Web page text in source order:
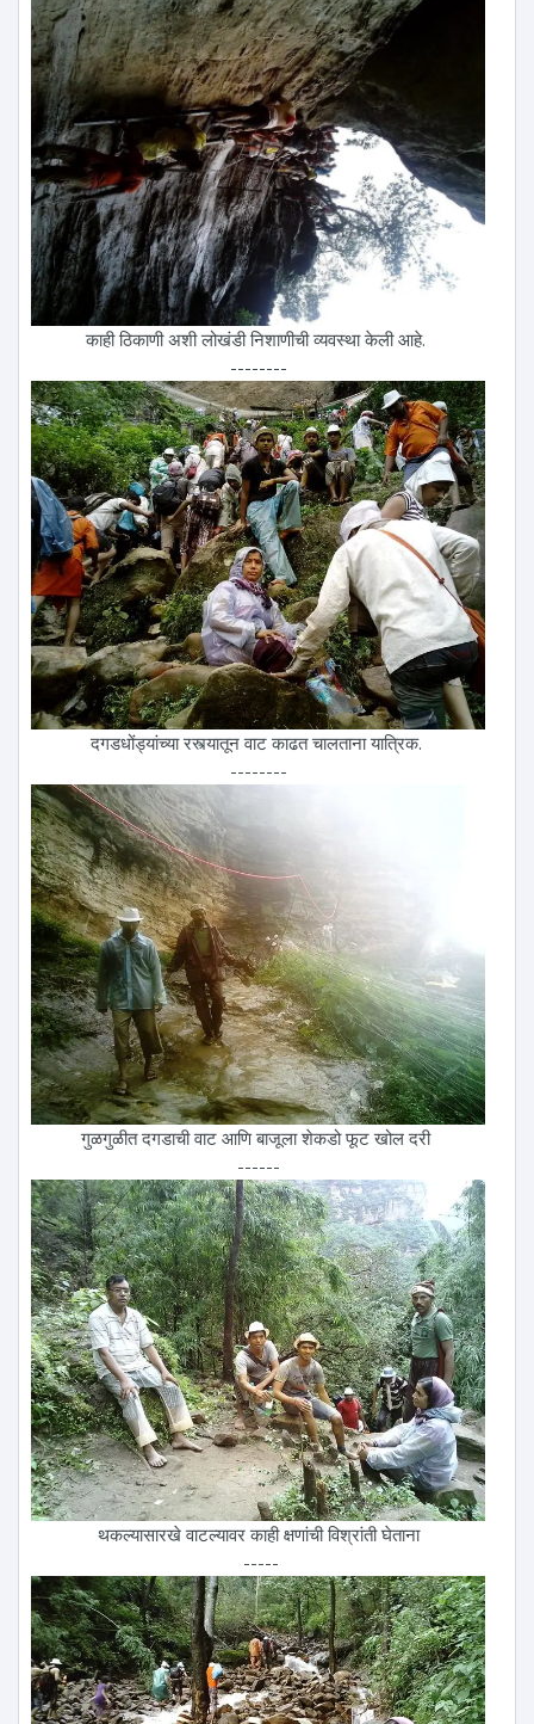
काही ठिकाणी अशी लोखंडी निशाणीची व्यवस्था केली आहे.
--------
दगडधोंड्यांच्या रस्त्यातून वाट काढत चालताना यात्रिक.
--------
गुळगुळीत दगडाची वाट आणि बाजूला शेकडो फूट खोल दरी
------
थकल्यासारखे वाटल्यावर काही क्षणांची विश्रांती घेताना
-----